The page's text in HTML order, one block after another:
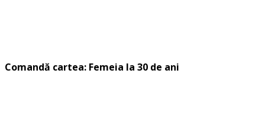
Comandă cartea: Femeia la 30 de ani